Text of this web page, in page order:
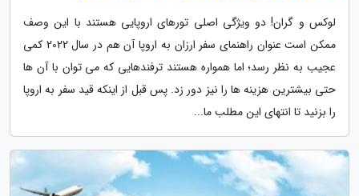
لوکس و گران! دو ویژگی اصلی تورهای اروپایی هستند با این وصف
ممکن است عنوان راهنمای سفر ارزان به اروپا آن هم در سال 2022 کمی
عجیب به نظر رسد؛ اما همواره هستند ترفندهایی که می توان با آن ها
حتی بیشترین هزینه ها را نیز دور زد. پس قبل از اینکه قید سفر به اروپا
را بزنید تا انتهای این مطلب ما...